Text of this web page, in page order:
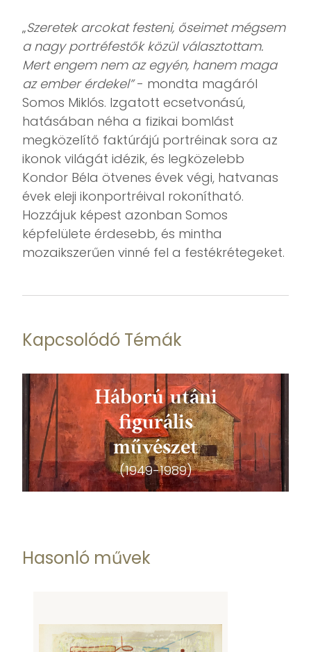
„Szeretek arcokat festeni, őseimet mégsem
a nagy portréfestők közül választottam.
Mert engem nem az egyén, hanem maga
az ember érdekel”- mondta magáról
Somos Miklós. Izgatott ecsetvonású,
hatásában néha a fizikai bomlást
megközelítő faktúrájú portréinak sora az
ikonok világát idézik, és legközelebb
Kondor Béla ötvenes évek végi, hatvanas
évek eleji ikonportréival rokonítható.
Hozzájuk képest azonban Somos
képfelülete érdesebb, és mintha
mozaikszerűen vinné fel a festékrétegeket.
Kapcsolódó Témák
Háború utáni
figurális
művészet
(1949-1989)
Hasonló művek